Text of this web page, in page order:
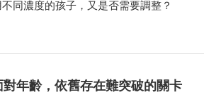
同濃度的孩子，又是否需要調整？
年齡，依舊存在難突破的關卡